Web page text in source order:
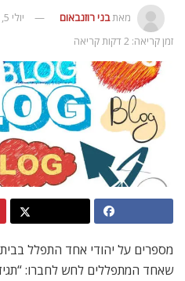
מאתבני רוזנבאום
יולי 5, 2026
זמן קריאה: 2 דקות קריאה
מספרים על יהודי אחד התפלל
שאחד המתפללים לחש לחברו: